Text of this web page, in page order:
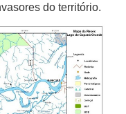
do território.